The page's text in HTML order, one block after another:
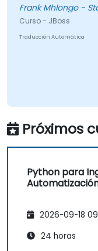
Curso - JBoss
Traducción Automática
Próximos
Python para
2026-09-18
24 horas